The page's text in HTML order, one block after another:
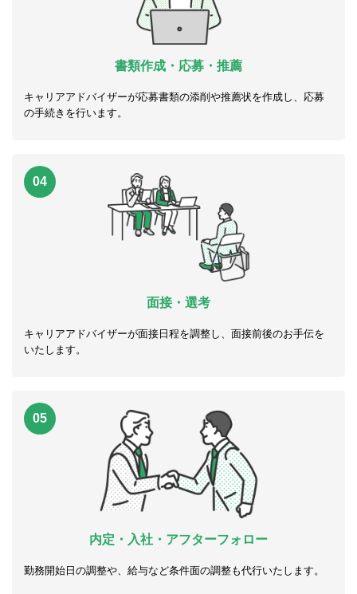
書類作成・応募・推薦
キャリアアドバイザーが応募書類の添削や推薦状を作成し、応募
の手続きを行います。
04
面接・選考
キャリアアドバイザーが面接日程を調整し、面接前後のお手伝を
いたします。
05
内定・入社・アフターフォロー
勤務開始日の調整や、給与など条件面の調整も代行いたします。